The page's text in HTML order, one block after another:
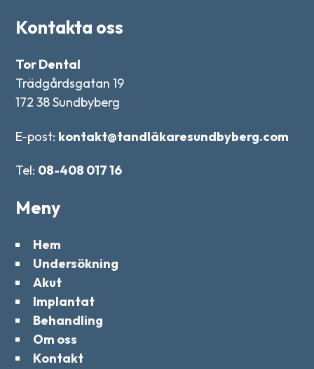
Kontakta oss
Tor Dental
Trädgårdsgatan 19
172 38 Sundbyberg
E-post: kontakt@tandläkaresundbyberg.com
Tel: 08-408 017 16
Meny
Hem
Undersökning
Akut
Implantat
Behandling
Om oss
Kontakt